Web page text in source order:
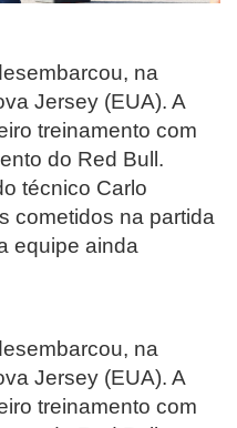
na
Jersey (EUA). A
treinamento com
do Red Bull.
técnico Carlo
cometidos na partida
equipe ainda
na
Jersey (EUA). A
treinamento com